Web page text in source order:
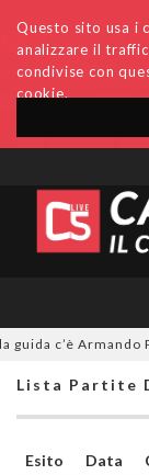
Questo sito usa i
analizzare il
condivise con
cookie.
Accedi
c’è Armando
Lista Partite
Esito Data